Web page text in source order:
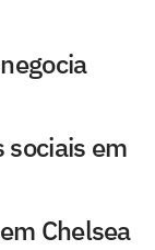
sociais em
Chelsea